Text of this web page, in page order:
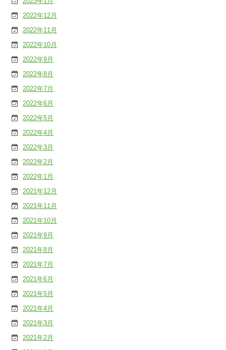
2022年12月
2022年11月
2022年10月
2022年9月
2022年8月
2022年7月
2022年6月
2022年5月
2022年4月
2022年3月
2022年2月
2022年1月
2021年12月
2021年11月
2021年10月
2021年9月
2021年8月
2021年7月
2021年6月
2021年5月
2021年4月
2021年3月
2021年2月